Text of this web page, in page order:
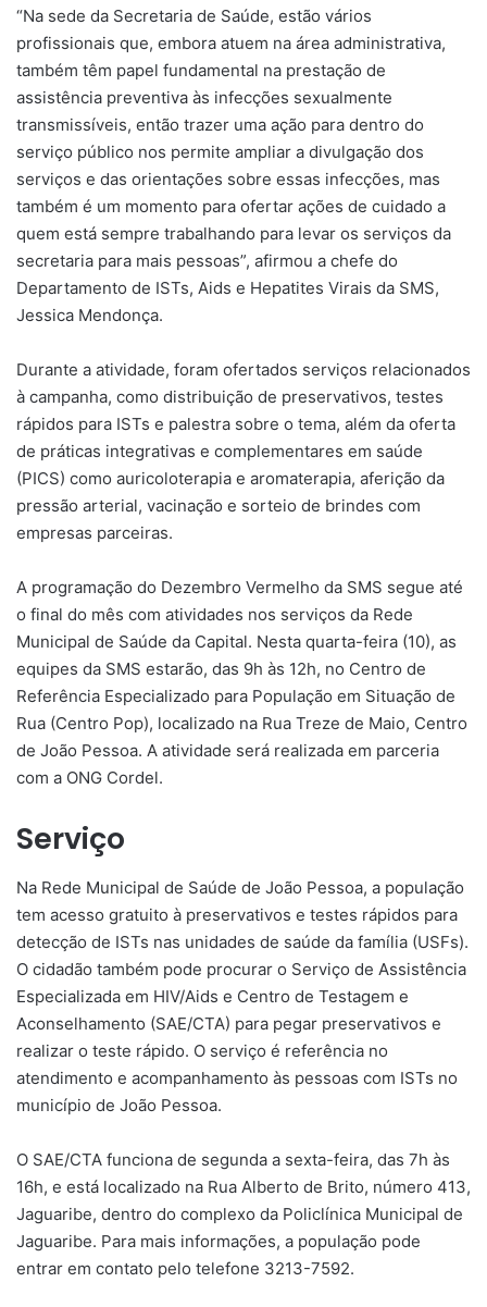
“Na sede da Secretaria de Saúde, estão vários
profissionais que, embora atuem na área administrativa,
também têm papel fundamental na prestação de
assistência preventiva às infecções sexualmente
transmissíveis, então trazer uma ação para dentro do
serviço público nos permite ampliar a divulgação dos
serviços e das orientações sobre essas infecções, mas
também é um momento para ofertar ações de cuidado a
quem está sempre trabalhando para levar os serviços da
secretaria para mais pessoas”, afirmou a chefe do
Departamento de ISTs, Aids e Hepatites Virais da SMS,
Jessica Mendonça.
Durante a atividade, foram ofertados serviços relacionados
à campanha, como distribuição de preservativos, testes
rápidos para ISTs e palestra sobre o tema, além da oferta
de práticas integrativas e complementares em saúde
(PICS) como auricoloterapia e aromaterapia, aferição da
pressão arterial, vacinação e sorteio de brindes com
empresas parceiras.
A programação do Dezembro Vermelho da SMS segue até
o final do mês com atividades nos serviços da Rede
Municipal de Saúde da Capital. Nesta quarta-feira (10), as
equipes da SMS estarão, das 9h às 12h, no Centro de
Referência Especializado para População em Situação de
Rua (Centro Pop), localizado na Rua Treze de Maio, Centro
de João Pessoa. A atividade será realizada em parceria
com a ONG Cordel.
Serviço
Na Rede Municipal de Saúde de João Pessoa, a população
tem acesso gratuito à preservativos e testes rápidos para
detecção de ISTs nas unidades de saúde da família (USFs).
O cidadão também pode procurar o Serviço de Assistência
Especializada em HIV/Aids e Centro de Testagem e
Aconselhamento (SAE/CTA) para pegar preservativos e
realizar o teste rápido. O serviço é referência no
atendimento e acompanhamento às pessoas com ISTs no
município de João Pessoa.
O SAE/CTA funciona de segunda a sexta-feira, das 7h às
16h, e está localizado na Rua Alberto de Brito, número 413,
Jaguaribe, dentro do complexo da Policlínica Municipal de
Jaguaribe. Para mais informações, a população pode
entrar em contato pelo telefone 3213-7592.